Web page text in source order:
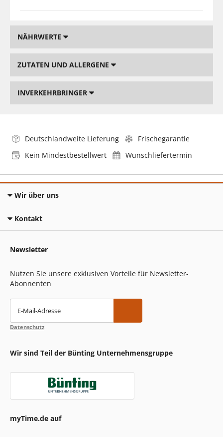
NÄHRWERTE
ZUTATEN UND ALLERGENE
INVERKEHRBRINGER
Deutschlandweite Lieferung
Frischegarantie
Kein Mindestbestellwert
Wunschliefertermin
Wir über uns
Kontakt
Newsletter
Nutzen Sie unsere exklusiven Vorteile für Newsletter-
Abonnenten
E-Mail-Adresse
Datenschutz
Wir sind Teil der Bünting Unternehmensgruppe
myTime.de auf